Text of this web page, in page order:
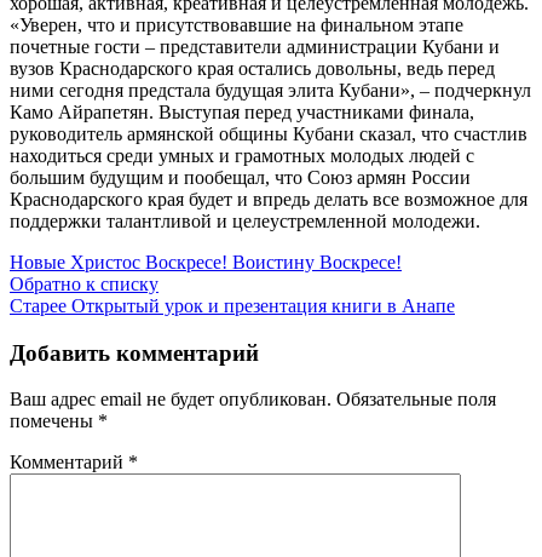
«Уверен, что и присутствовавшие на финальном этапе
почетные гости – представители администрации Кубани и
вузов Краснодарского края остались довольны, ведь перед
ними сегодня предстала будущая элита Кубани», – подчеркнул
Камо Айрапетян. Выступая перед участниками финала,
руководитель армянской общины Кубани сказал, что счастлив
находиться среди умных и грамотных молодых людей с
большим будущим и пообещал, что Союз армян России
Краснодарского края будет и впредь делать все возможное для
поддержки талантливой и целеустремленной молодежи.
Новые Христос Воскресе! Воистину Воскресе!
Обратно к списку
Старее Открытый урок и презентация книги в Анапе
Добавить комментарий
Ваш адрес email не будет опубликован. Обязательные поля
помечены *
Комментарий *